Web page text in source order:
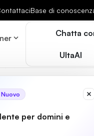
Base di
Chatta
UltaAI
Nuovo
per domini e